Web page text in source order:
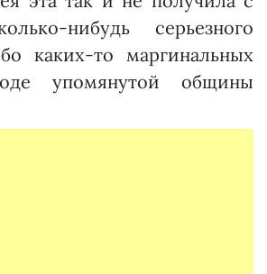
нибудь серьезного
каких-то маргинальных
упомянутой общины